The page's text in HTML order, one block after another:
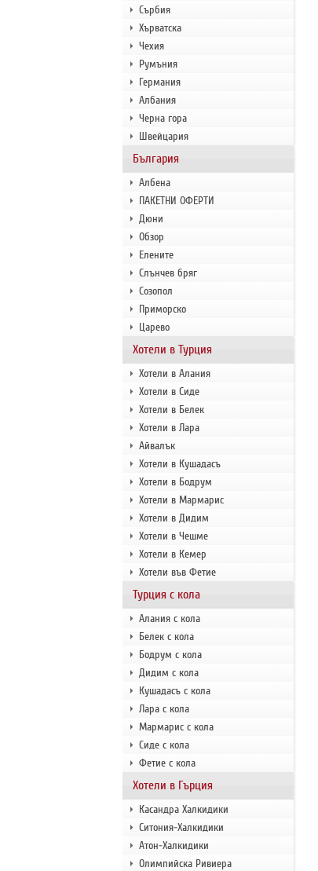
Сърбия
Хърватска
Чехия
Румъния
Германия
Албания
Черна гора
Швейцария
България
Албена
ПАКЕТНИ ОФЕРТИ
Дюни
Обзор
Елените
Слънчев бряг
Созопол
Приморско
Царево
Хотели в Турция
Хотели в Алания
Хотели в Сиде
Хотели в Белек
Хотели в Лара
Айвалък
Хотели в Кушадасъ
Хотели в Бодрум
Хотели в Мармарис
Хотели в Дидим
Хотели в Чешме
Хотели в Кемер
Хотели във Фетие
Турция с кола
Алания с кола
Белек с кола
Бодрум с кола
Дидим с кола
Кушадасъ с кола
Лара с кола
Мармарис с кола
Сиде с кола
Фетие с кола
Хотели в Гърция
Касандра Халкидики
Ситония-Халкидики
Атон-Халкидики
Олимпийска Ривиера